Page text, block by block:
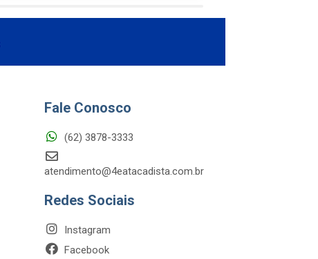
Fale Conosco
(62) 3878-3333
atendimento@4eatacadista.com.br
Redes Sociais
Instagram
Facebook